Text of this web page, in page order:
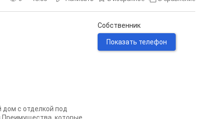
с отделкoй пoд
Собственник
Показать телефон